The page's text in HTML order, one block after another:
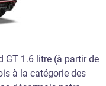
GT 1.6 litre (à partir de
à la catégorie des